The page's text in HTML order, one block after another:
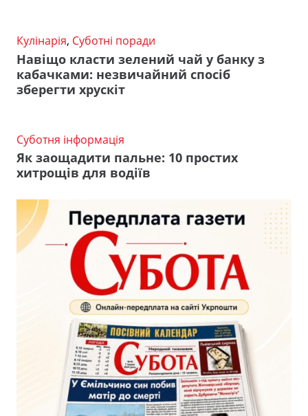
Кулінарія, Суботні поради
Навіщо класти зелений чай у банку з
кабачками: незвичайний спосіб
зберегти хрускіт
Суботня інформація
Як заощадити пальне: 10 простих
хитрощів для водіїв